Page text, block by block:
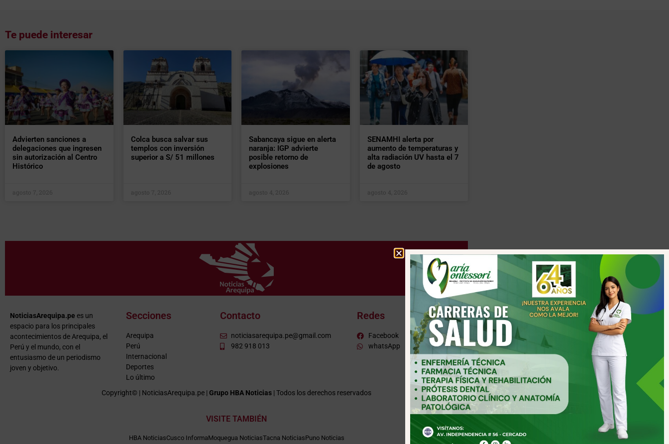
Te puede interesar
Advierten sanciones a
delegaciones que ingresen
sin autorización al Centro
Histórico
agosto 7, 2026
Colca busca salvar sus
templos con inversión
superior a S/ 51 millones
agosto 7, 2026
Sabancaya sigue en alerta
naranja: IGP advierte
posible retorno de
explosiones
agosto 4, 2026
SENAMHI alerta por
aumento de temperaturas y
alta radiación UV hasta el 7
de agosto
agosto 4, 2026
NoticiasArequipa.pe es un
espacio para los principales
acontecimientos de Arequipa, el
Perú y el mundo, con el
entusiasmo de un periodismo
joven y objetivo.
Secciones
Arequipa
Perú
Internacional
Deportes
Lo último
Contacto
noticiasarequipa.pe@gmail.com
982 918 013
Redes
Facebook
whatsApp
Copyright© | NoticiasArequipa.pe | Grupo HBA Noticias | Todos los derechos reservados
VISITE TAMBIÉN
HBA NoticiasCusco InformaMoquegua NoticiasTacna NoticiasPuno Noticias